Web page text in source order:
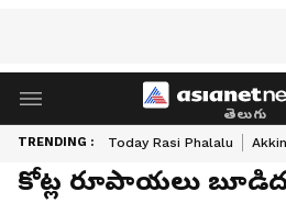
తెలుగు
TRENDING : Today Rasi Phalalu
కోట్ల రూపాయలు